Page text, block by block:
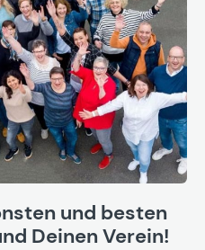
und besten
Deinen Verein!